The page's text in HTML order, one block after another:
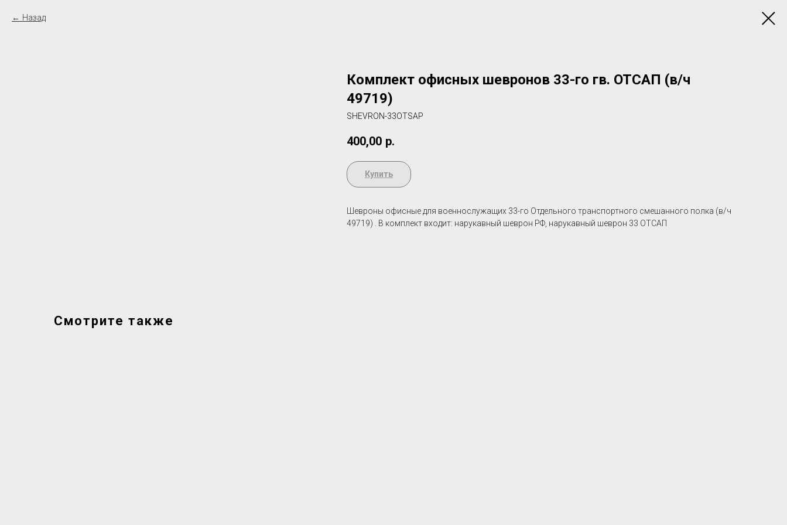
Назад
Комплект офисных шевронов 33-го гв. ОТСАП (в/ч
49719)
SHEVRON-33OTSAP
400,00 р.
Купить
Шевроны офисные для военнослужащих 33-го Отдельного транспортного смешанного полка (в/ч
49719) . В комплект входит: нарукавный шеврон РФ, нарукавный шеврон 33 ОТСАП
Смотрите также